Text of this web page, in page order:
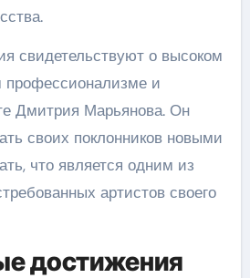
свидетельствуют о высоком
профессионализме и
Дмитрия Марьянова. Он
своих поклонников новыми
что является одним из
артистов своего
достижения